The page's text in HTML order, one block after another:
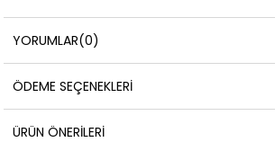
YORUMLAR(0)
ÖDEME SEÇENEKLERI
ÜRÜN ÖNERILERI